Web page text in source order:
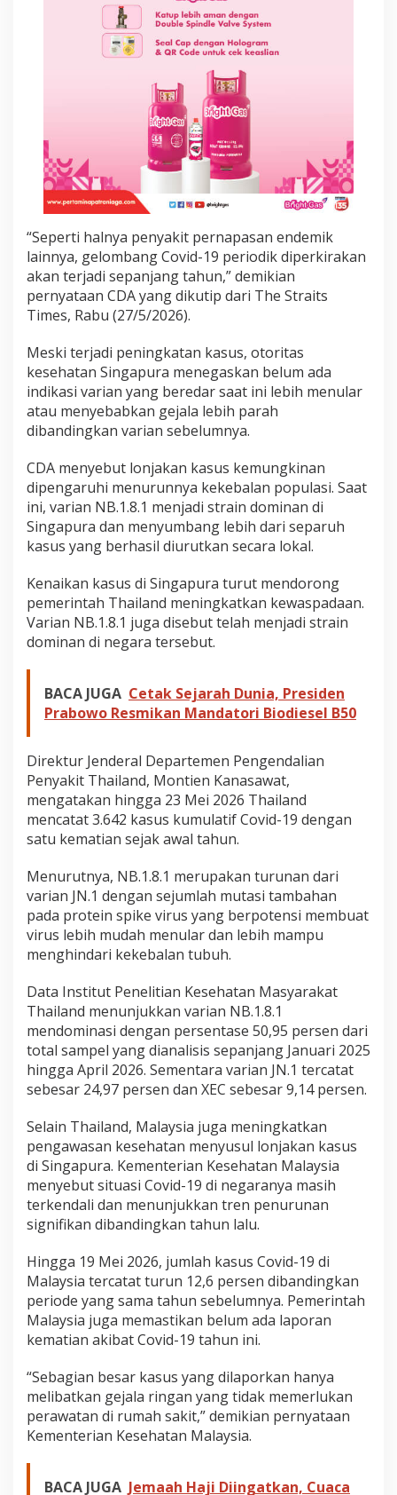
e
s
a
a
m
b
a
h
D
K
a
u
s
B
a
“Seperti halnya penyakit pernapasan endemik
lainnya, gelombang Covid-19 periodik diperkirakan
akan terjadi sepanjang tahun,” demikian
pernyataan CDA yang dikutip dari The Straits
Times, Rabu (27/5/2026).
Meski terjadi peningkatan kasus, otoritas
kesehatan Singapura menegaskan belum ada
indikasi varian yang beredar saat ini lebih menular
atau menyebabkan gejala lebih parah
dibandingkan varian sebelumnya.
CDA menyebut lonjakan kasus kemungkinan
dipengaruhi menurunnya kekebalan populasi. Saat
ini, varian NB.1.8.1 menjadi strain dominan di
Singapura dan menyumbang lebih dari separuh
kasus yang berhasil diurutkan secara lokal.
Kenaikan kasus di Singapura turut mendorong
pemerintah Thailand meningkatkan kewaspadaan.
Varian NB.1.8.1 juga disebut telah menjadi strain
dominan di negara tersebut.
BACA JUGA Cetak Sejarah Dunia, Presiden
Prabowo Resmikan Mandatori Biodiesel B50
Direktur Jenderal Departemen Pengendalian
Penyakit Thailand, Montien Kanasawat,
mengatakan hingga 23 Mei 2026 Thailand
mencatat 3.642 kasus kumulatif Covid-19 dengan
satu kematian sejak awal tahun.
Menurutnya, NB.1.8.1 merupakan turunan dari
varian JN.1 dengan sejumlah mutasi tambahan
pada protein spike virus yang berpotensi membuat
virus lebih mudah menular dan lebih mampu
menghindari kekebalan tubuh.
Data Institut Penelitian Kesehatan Masyarakat
Thailand menunjukkan varian NB.1.8.1
mendominasi dengan persentase 50,95 persen dari
total sampel yang dianalisis sepanjang Januari 2025
hingga April 2026. Sementara varian JN.1 tercatat
sebesar 24,97 persen dan XEC sebesar 9,14 persen.
Selain Thailand, Malaysia juga meningkatkan
pengawasan kesehatan menyusul lonjakan kasus
di Singapura. Kementerian Kesehatan Malaysia
menyebut situasi Covid-19 di negaranya masih
terkendali dan menunjukkan tren penurunan
signifikan dibandingkan tahun lalu.
Hingga 19 Mei 2026, jumlah kasus Covid-19 di
Malaysia tercatat turun 12,6 persen dibandingkan
periode yang sama tahun sebelumnya. Pemerintah
Malaysia juga memastikan belum ada laporan
kematian akibat Covid-19 tahun ini.
“Sebagian besar kasus yang dilaporkan hanya
melibatkan gejala ringan yang tidak memerlukan
perawatan di rumah sakit,” demikian pernyataan
Kementerian Kesehatan Malaysia.
BACA JUGA Jemaah Haji Diingatkan, Cuaca